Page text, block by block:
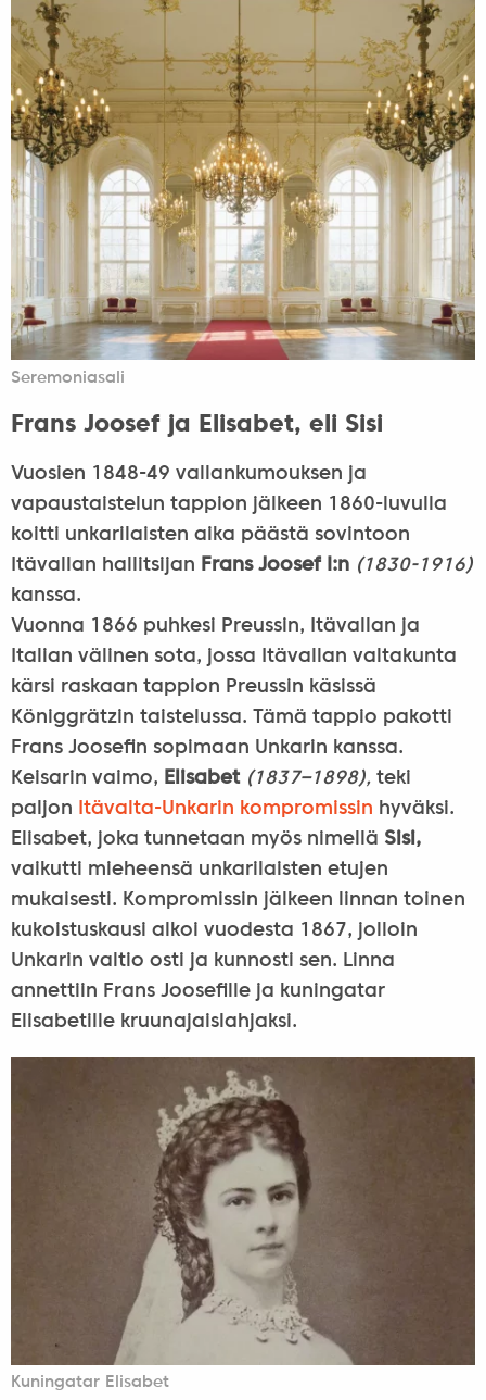
Seremoniasali
Frans Joosef ja Elisabet, eli Sisi
Vuosien 1848-49 vallankumouksen ja
vapaustaistelun tappion jälkeen 1860-luvulla
koitti unkarilaisten aika päästä sovintoon
Itävallan hallitsijan Frans Joosef I:n (1830-1916)
kanssa.
Vuonna 1866 puhkesi Preussin, Itävallan ja
Italian välinen sota, jossa Itävallan valtakunta
kärsi raskaan tappion Preussin käsissä
Königgrätzin taistelussa. Tämä tappio pakotti
Frans Joosefin sopimaan Unkarin kanssa.
Keisarin vaimo, Elisabet (1837–1898),teki
paljon
Itävalta-Unkarin kompromissin hyväksi.
Elisabet, joka tunnetaan myös nimellä Sisi,
vaikutti mieheensä unkarilaisten etujen
mukaisesti. Kompromissin jälkeen linnan toinen
kukoistuskausi alkoi vuodesta 1867, jolloin
Unkarin valtio osti ja kunnosti sen. Linna
annettiin Frans Joosefille ja kuningatar
Elisabetille kruunajaislahjaksi.
Kuningatar Elisabet